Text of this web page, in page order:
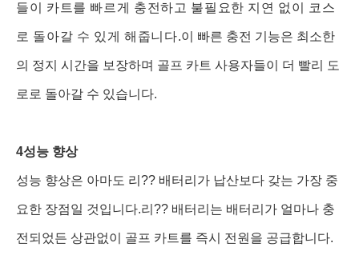
들이 카트를 빠르게 충전하고 불필요한 지연 없이 코스
로 돌아갈 수 있게 해줍니다.이 빠른 충전 기능은 최소한
의 정지 시간을 보장하며 골프 카트 사용자들이 더 빨리 도
로로 돌아갈 수 있습니다.
4성능 향상
성능 향상은 아마도 리?? 배터리가 납산보다 갖는 가장 중
요한 장점일 것입니다.리?? 배터리는 배터리가 얼마나 충
전되었든 상관없이 골프 카트를 즉시 전원을 공급합니다.